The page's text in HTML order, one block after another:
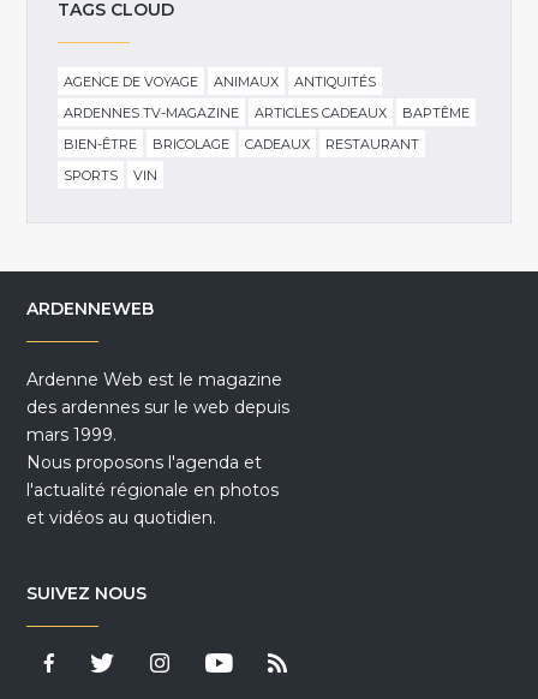
TAGS CLOUD
AGENCE DE VOYAGE ANIMAUX
ANTIQUITÉS
ARDENNES TV-MAGAZINE
ARTICLES CADEAUX
BAPTÊME
BIEN-ÊTRE
BRICOLAGE CADEAUX
RESTAURANT
SPORTS
VIN
ARDENNEWEB
Ardenne Web est le magazine
des ardennes sur le web depuis
mars 1999.
Nous proposons l'agenda et
l'actualité régionale en photos
et vidéos au quotidien.
SUIVEZ NOUS